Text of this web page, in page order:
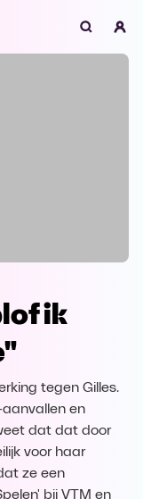
Download
ik
tegen Gilles.
en
dat dat door
voor haar
ze een
bij VTM en